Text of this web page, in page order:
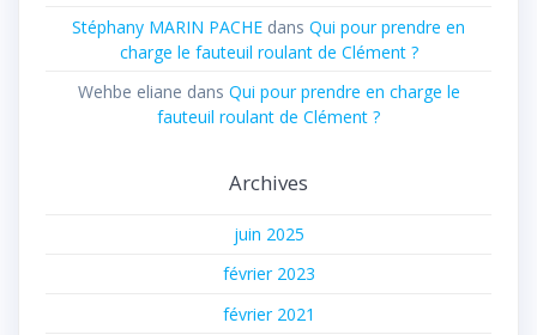
Stéphany MARIN PACHE dans Qui pour prendre en
charge le fauteuil roulant de Clément ?
Wehbe eliane dans Qui pour prendre en charge le
fauteuil roulant de Clément ?
Archives
juin 2025
février 2023
février 2021